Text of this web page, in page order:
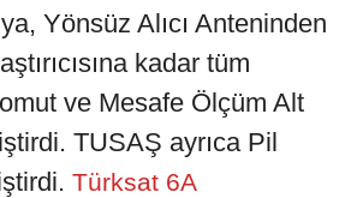
Yönsüz Alıcı Anteninden
kadar tüm
ve Mesafe Ölçüm Alt
TUSAŞ ayrıca Pil
Türksat 6A